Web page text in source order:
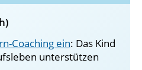
Coaching ein: Das Kind
unterstützen